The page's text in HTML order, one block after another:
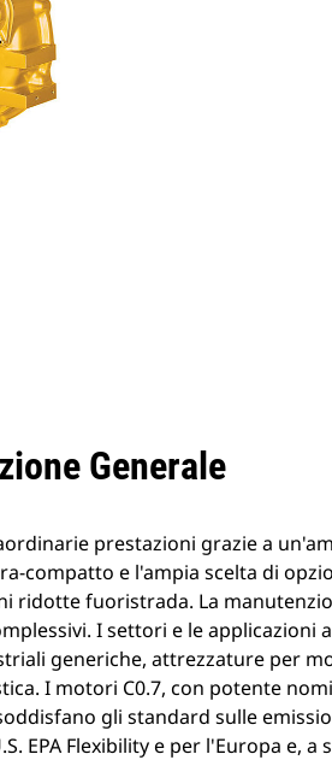
Generale
prestazioni grazie a
compatto e l'ampia scelta di
ridotte fuoristrada. La
I settori e le applicazioni
generiche, attrezzature per
I motori C0.7, con potente
gli standard sulle
EPA Flexibility e per l'Europa e, a